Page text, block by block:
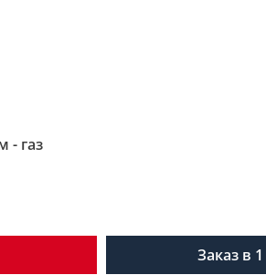
- газ
Заказ в